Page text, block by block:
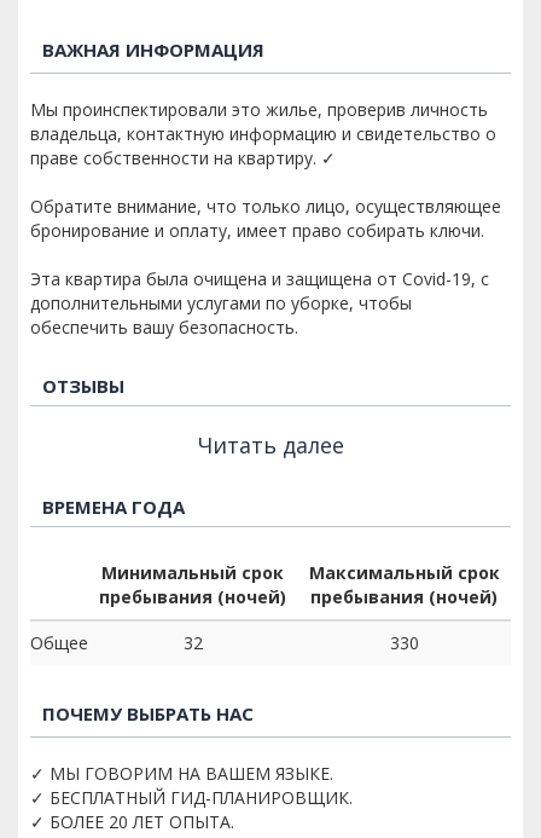
ВАЖНАЯ ИНФОРМАЦИЯ
Мы проинспектировали это жилье, проверив личность
владельца, контактную информацию и свидетельство о
праве собственности на квартиру. ✓
Обратите внимание, что только лицо, осуществляющее
бронирование и оплату, имеет право собирать ключи.
Эта квартира была очищена и защищена от Covid-19, с
дополнительными услугами по уборке, чтобы
обеспечить вашу безопасность.
ОТЗЫВЫ
Читать далее
ВРЕМЕНА ГОДА
Минимальный срок
пребывания (ночей)
Максимальный срок
пребывания (ночей)
Общее
32 330
ПОЧЕМУ ВЫБРАТЬ НАС
✓ МЫ ГОВОРИМ НА ВАШЕМ ЯЗЫКЕ.
✓ БЕСПЛАТНЫЙ ГИД-ПЛАНИРОВЩИК.
✓ БОЛЕЕ 20 ЛЕТ ОПЫТА.